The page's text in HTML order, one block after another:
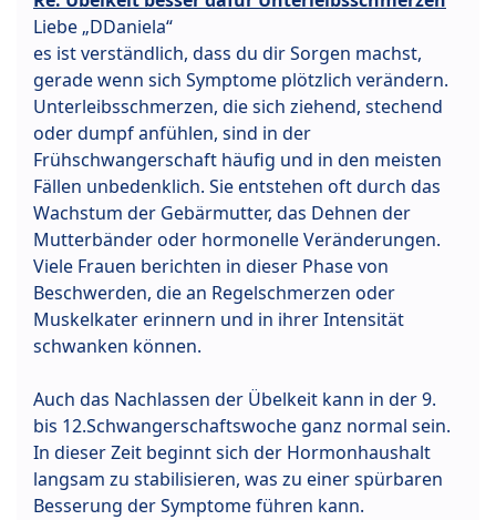
Liebe „DDaniela“
es ist verständlich, dass du dir Sorgen machst,
gerade wenn sich Symptome plötzlich verändern.
Unterleibsschmerzen, die sich ziehend, stechend
oder dumpf anfühlen, sind in der
Frühschwangerschaft häufig und in den meisten
Fällen unbedenklich. Sie entstehen oft durch das
Wachstum der Gebärmutter, das Dehnen der
Mutterbänder oder hormonelle Veränderungen.
Viele Frauen berichten in dieser Phase von
Beschwerden, die an Regelschmerzen oder
Muskelkater erinnern und in ihrer Intensität
schwanken können.
Auch das Nachlassen der Übelkeit kann in der 9.
bis 12.Schwangerschaftswoche ganz normal sein.
In dieser Zeit beginnt sich der Hormonhaushalt
langsam zu stabilisieren, was zu einer spürbaren
Besserung der Symptome führen kann.